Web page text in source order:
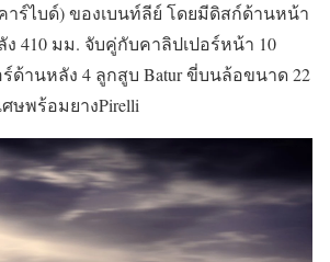
ร์ไบด์) ของเบนท์ลีย์ โดยมีดิสก์ด้านหน้า
410 มม. จับคู่กับคาลิปเปอร์หน้า 10
ด้านหลัง 4 ลูกสูบ Batur ขี่บนล้อขนาด 22
ษพร้อมยางPirelli